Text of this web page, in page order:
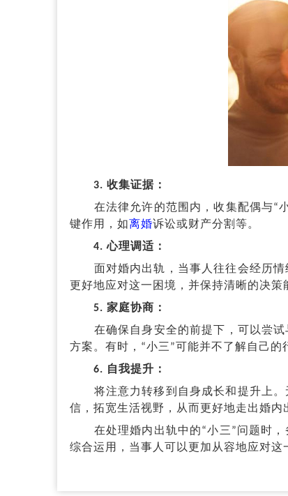
3. 收集证据：
在法律允许的范围内，收集配偶与“小
键作用，如 离婚诉讼或财产分割等。
4. 心理调适：
面对婚内出轨，当事人往往会经历情
更好地应对这一困境，并保持清晰的决策
5. 家庭协商：
在确保自身安全的前提下，可以尝试
方案。有时，“小三”可能并不了解自己
6. 自我提升：
将注意力转移到自身成长和提升上。
信，拓宽生活视野，从而更好地走出婚内
在处理婚内出轨中的“小三”问题时，
综合运用，当事人可以更加从容地应对这